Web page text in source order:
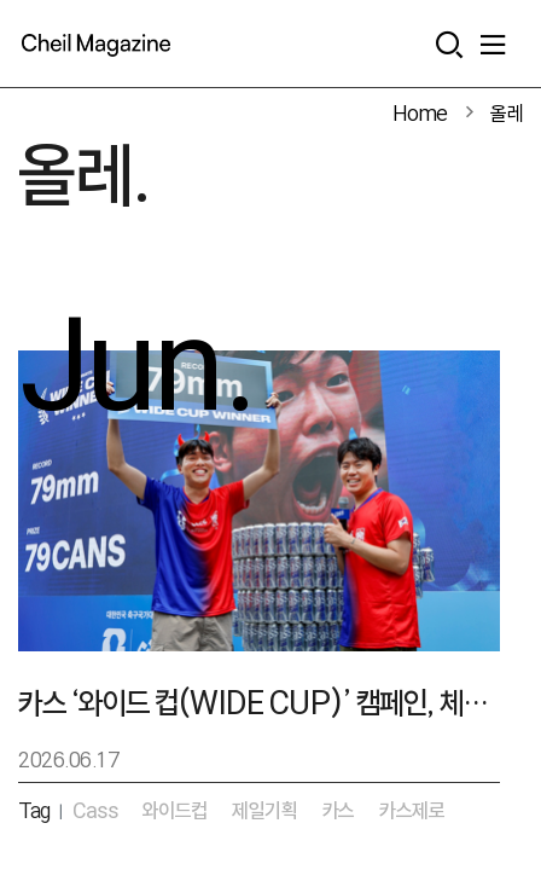
Home 올레
올레.
Jun.
카스 ‘와이드 컵(WIDE CUP)’ 캠페인, 체코戰 승리 함성 키웠다
2026.06.17
Tag | Cass 와이드컵 제일기획 카스 카스제로